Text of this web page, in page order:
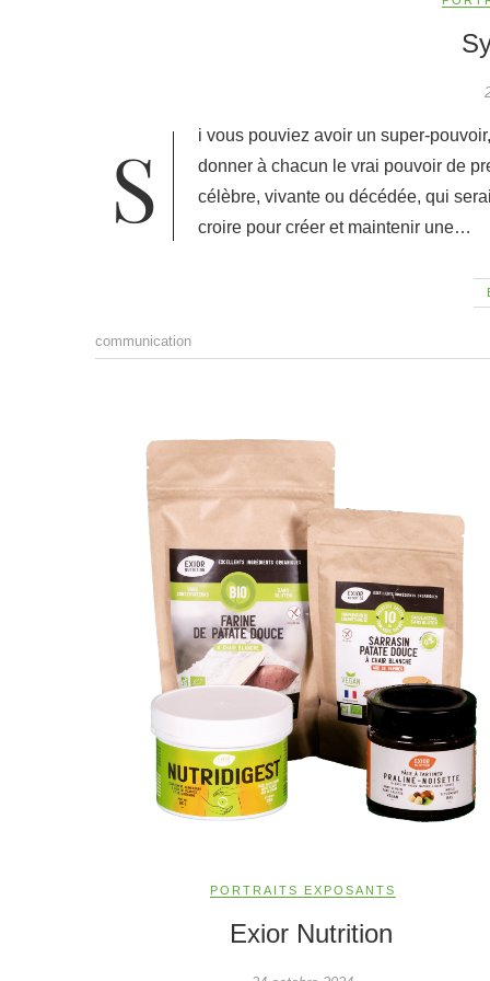
Si vous pouviez avoir un super-pouvoir, lequel choisiriez-vous et pourquoi ? La clairvoyance pour
donner à chacun le vrai pouvoir de
célèbre, vivante ou décédée, qui
croire pour créer et maintenir une…
communication
PORTRAITS EXPOSANTS
Exior Nutrition